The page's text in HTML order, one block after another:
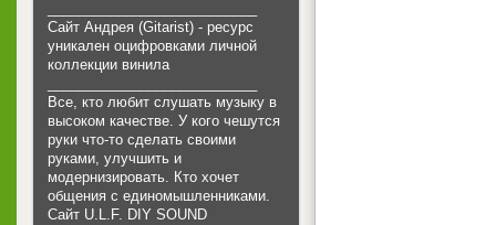
Сайт Андрея (Gitarist) - ресурс
уникален оцифровками личной
коллекции винила
Все, кто любит слушать музыку в
высоком качестве. У кого чешутся
руки что-то сделать своими
руками, улучшить и
модернизировать. Кто хочет
общения с единомышленниками.
Cайт U.L.F. DIY SOUND